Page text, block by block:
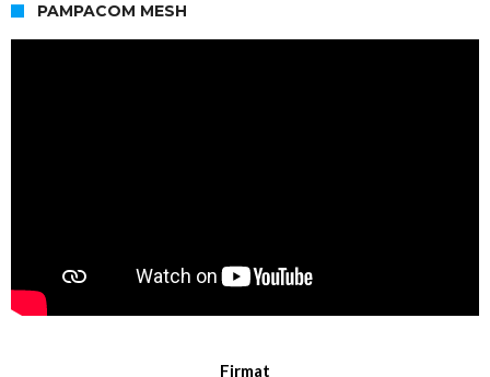
PAMPACOM MESH
Firmat